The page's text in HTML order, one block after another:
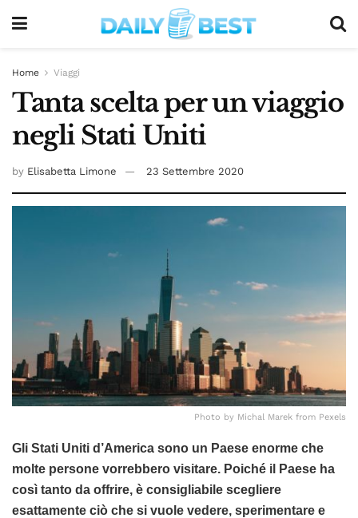
Home Viaggi
Tanta scelta per un viaggio
negli Stati Uniti
by Elisabetta Limone 23 Settembre 2020
Photo by Michal Marek from Pexels
Gli Stati Uniti d’America sono un Paese enorme che
molte persone vorrebbero visitare. Poiché il Paese ha
così tanto da offrire, è consigliabile scegliere
esattamente ciò che si vuole vedere, sperimentare e